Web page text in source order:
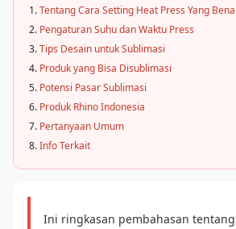
Tentang Cara Setting Heat Press Yang
Pengaturan Suhu dan Waktu Press
Tips Desain untuk Sublimasi
Produk yang Bisa Disublimasi
Potensi Pasar Sublimasi
Produk Rhino Indonesia
Pertanyaan Umum
Info Terkait
Ini ringkasan pembahasan tentang